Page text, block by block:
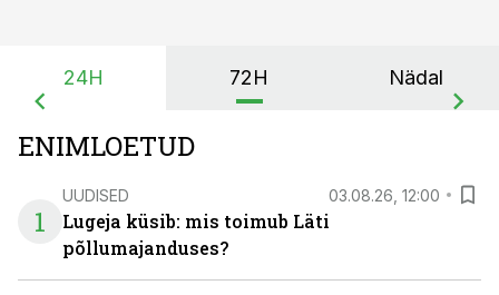
24H 72H Nädal
ENIMLOETUD
1
UUDISED 03.08.26, 12:00
Lugeja küsib: mis toimub Läti
põllumajanduses?